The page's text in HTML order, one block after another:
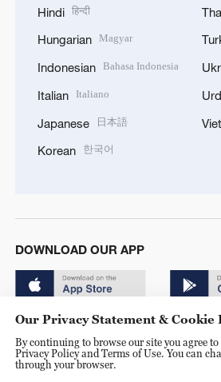
Hindi हिन्दी
Hungarian Magyar
Indonesian Bahasa Indonesia
Italian Italiano
Japanese 日本語
Korean 한국어
DOWNLOAD OUR APP
© China Radio International.CRI. All
Our Privacy Statement & Cookie
By continuing to browse our site you agree to
Privacy Policy and Terms of Use. You can
through your browser.